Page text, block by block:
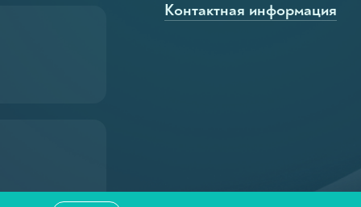
для гривы
Контактная информация